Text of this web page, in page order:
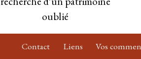
oublié
Contact Liens Vos